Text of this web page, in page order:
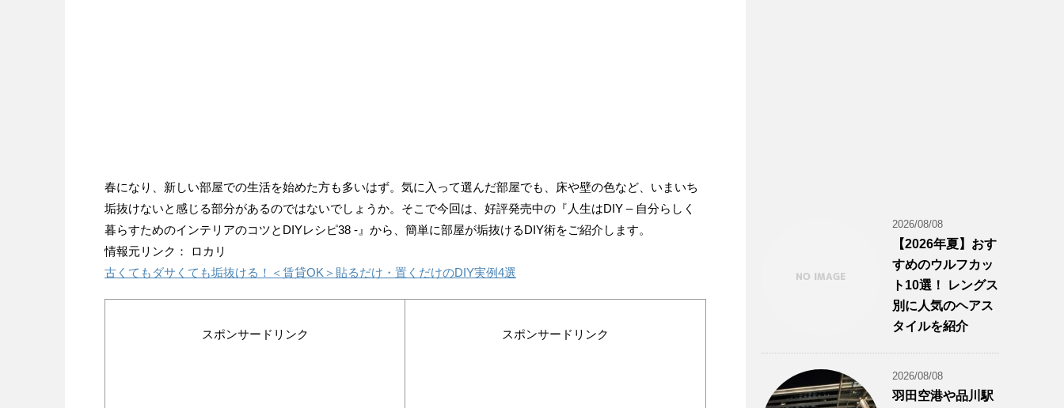
春になり、新しい部屋での生活を始めた方も多いはず。気に入って選んだ部屋でも、床や壁の色など、いまいち
垢抜けないと感じる部分があるのではないでしょうか。そこで今回は、好評発売中の『人生はDIY – 自分らしく
暮らすためのインテリアのコツとDIYレシピ38 -』から、簡単に部屋が垢抜けるDIY術をご紹介します。
情報元リンク： ロカリ
古くてもダサくても垢抜ける！＜賃貸OK＞貼るだけ・置くだけのDIY実例4選
スポンサードリンク スポンサードリンク
2026/08/08
【2026年夏】おす
すめのウルフカッ
ト10選！ レングス
別に人気のヘアス
タイルを紹介
2026/08/08
羽田空港や品川駅